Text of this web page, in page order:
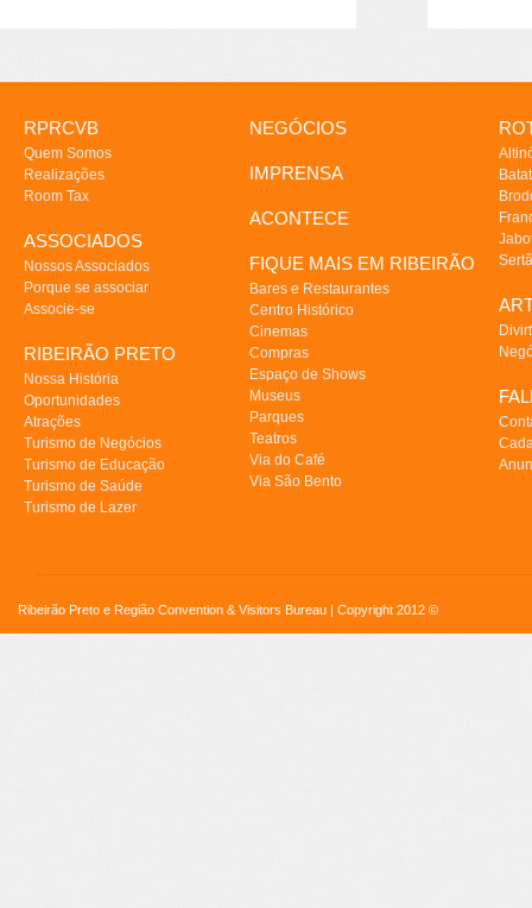
RPRCVB
Quem Somos
Realizações
Room Tax
ASSOCIADOS
Nossos Associados
Porque se associar
Associe-se
RIBEIRÃO PRETO
Nossa História
Oportunidades
Atrações
Turismo de Negócios
Turismo de Educação
Turismo de Saúde
Turismo de Lazer
NEGÓCIOS
IMPRENSA
ACONTECE
FIQUE MAIS EM RIBEIRÃO
Bares e Restaurantes
Centro Histórico
Cinemas
Compras
Espaço de Shows
Museus
Parques
Teatros
Via do Café
Via São Bento
Ribeirão Preto e Região Convention & Visitors Bureau | Copyright 2012 ©